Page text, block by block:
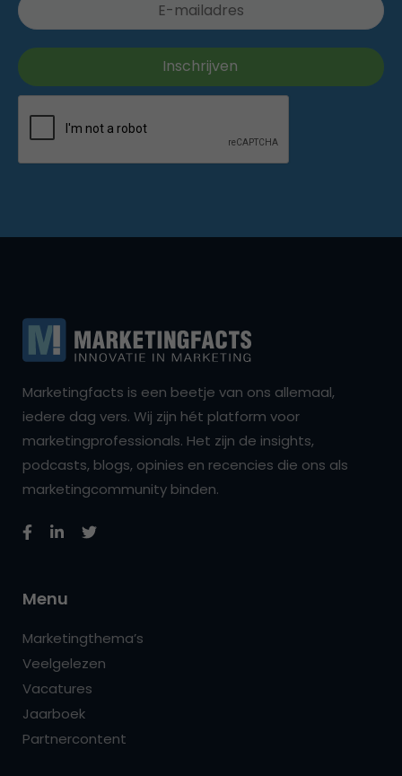
Marketingfacts is een beetje van ons allemaal,
iedere dag vers. Wij zijn hét platform voor
marketingprofessionals. Het zijn de insights,
podcasts, blogs, opinies en recencies die ons als
marketingcommunity binden.
Menu
Marketingthema’s
Veelgelezen
Vacatures
Jaarboek
Partnercontent